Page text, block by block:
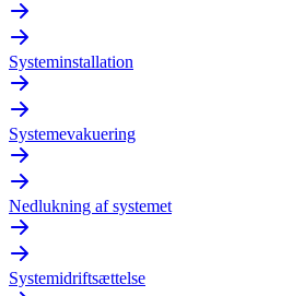
Systeminstallation
Systemevakuering
Nedlukning af systemet
Systemidriftsættelse